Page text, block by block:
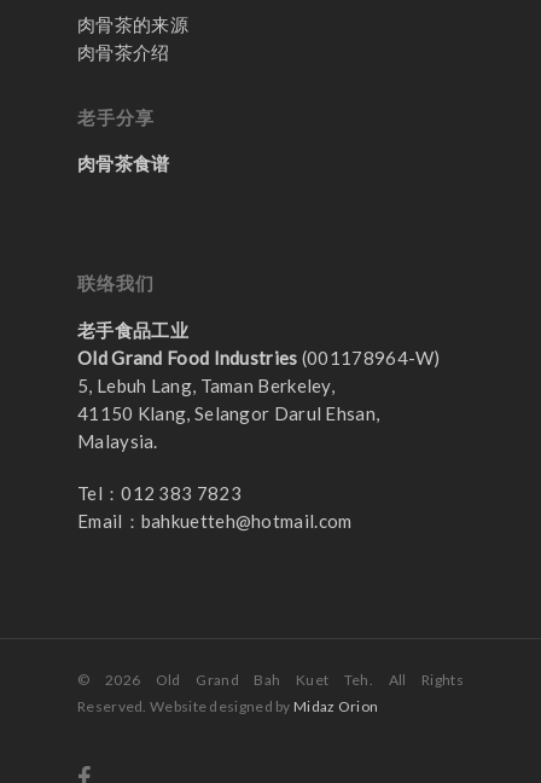
肉骨茶的来源
肉骨茶介绍
老手分享
肉骨茶食谱
联络我们
老手食品工业
Old Grand Food Industries (001178964-W)
5, Lebuh Lang, Taman Berkeley,
41150 Klang, Selangor Darul Ehsan,
Malaysia.
Tel：012 383 7823
Email： bahkuetteh@hotmail.com
© 2026 Old Grand Bah Kuet Teh. All Rights
Reserved. Website designed by Midaz Orion